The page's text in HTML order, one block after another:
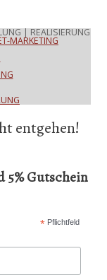
| REALISIERUNG
MARKETING
entgehen!
5% Gutschein
* Pflichtfeld